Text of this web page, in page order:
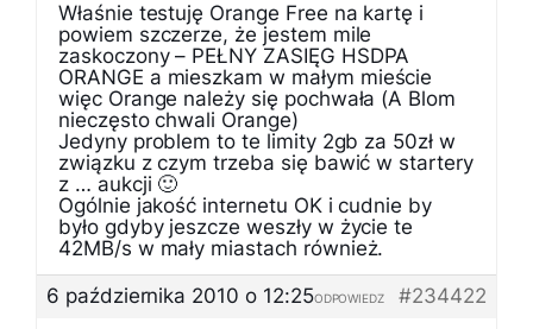
Właśnie testuję Orange Free na kartę i
powiem szczerze, że jestem mile
zaskoczony – PEŁNY ZASIĘG HSDPA
ORANGE a mieszkam w małym mieście
więc Orange należy się pochwała (A Blom
nieczęsto chwali Orange)
Jedyny problem to te limity 2gb za 50zł w
związku z czym trzeba się bawić w startery
z … aukcji 🙂
Ogólnie jakość internetu OK i cudnie by
było gdyby jeszcze weszły w życie te
42MB/s w mały miastach również.
6 października 2010 o 12:25
#234422
ODPOWIEDZ